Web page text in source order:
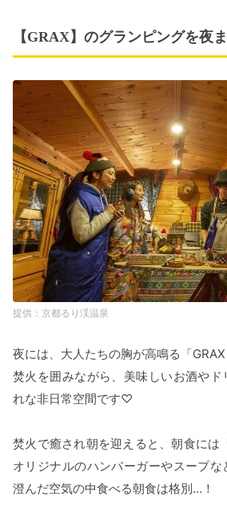
【GRAX】のグランピングを夜
京都るり渓温泉
夜には、大人たちの胸が高鳴る「GRAX
焚火を囲みながら、美味しいお酒やド
れな非日常空間です♡
焚火で癒され朝を迎えると、朝食には
オリジナルのハンバーガーやスープ
澄んだ空気の中食べる朝食は格別…！